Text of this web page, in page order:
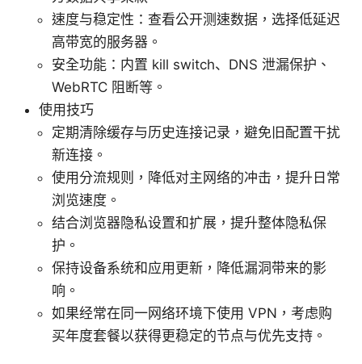
速度与稳定性：查看公开测速数据，选择低延迟
高带宽的服务器。
安全功能：内置 kill switch、DNS 泄漏保护、
WebRTC 阻断等。
使用技巧
定期清除缓存与历史连接记录，避免旧配置干扰
新连接。
使用分流规则，降低对主网络的冲击，提升日常
浏览速度。
结合浏览器隐私设置和扩展，提升整体隐私保
护。
保持设备系统和应用更新，降低漏洞带来的影
响。
如果经常在同一网络环境下使用 VPN，考虑购
买年度套餐以获得更稳定的节点与优先支持。